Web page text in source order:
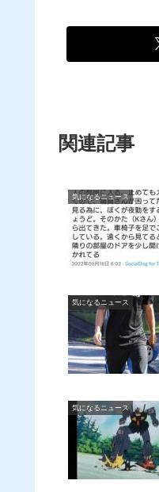
関連記事
気になるニュース
気になるニュース
気になるニュース